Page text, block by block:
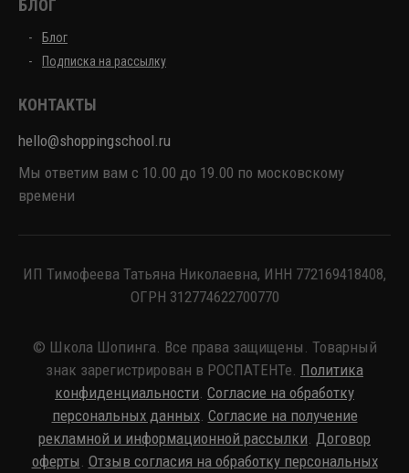
БЛОГ
Блог
Подписка на рассылку
КОНТАКТЫ
hello@shoppingschool.ru
Мы ответим вам с 10.00 до 19.00 по московскому
времени
ИП Тимофеева Татьяна Николаевна, ИНН 772169418408,
ОГРН 312774622700770
© Школа Шопинга. Все права защищены. Товарный
знак зарегистрирован в РОСПАТЕНТе. Политика
конфиденциальности Согласие на обработку
персональных данных. Согласие на получение
рекламной и информационной рассылки Договор
оферты Отзыв согласия на обработку персональных